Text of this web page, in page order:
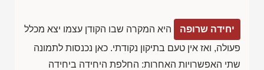
יחידה שרופה
היא המקרה שבו הקודן עצמו יצא מכלל
פעולה, ואז אין טעם בתיקון נקודתי. כאן נכנסות לתמונה
שתי האפשרויות האחרות: החלפת היחידה ביחידה